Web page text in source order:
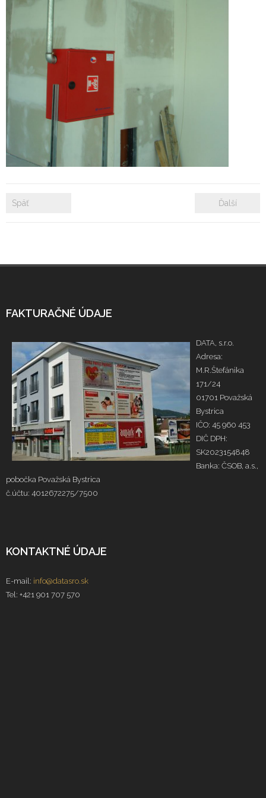
- Zámkové dlažby
- Rekonštrukcie bytových a nebytových priestorov
- Plastové okná a dvere
Prenájom bytových a kancelárskych priestorov
Prenájom billboardov
Referencie
Späť Ďalší
FAKTURAČNÉ ÚDAJE
DATA, s.r.o.
Adresa:
M.R.Štefánika
171/24
01701 Považská
Bystrica
IČO: 45 960 453
DIČ DPH:
SK2023154848
Banka: ČSOB, a.s.,
pobočka Považská Bystrica
č.účtu: 4012672275/7500
KONTAKTNÉ ÚDAJE
E-mail: info@datasro.sk
Tel: +421 901 707 570